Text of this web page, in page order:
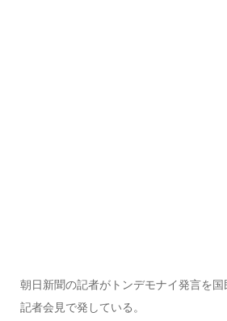
朝日新聞の記者がトンデモナイ発言を
記者会見で発している。